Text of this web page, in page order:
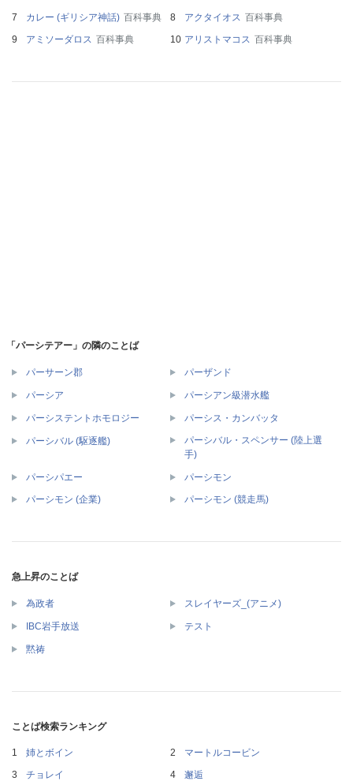
カレー (ギリシア神話) 百科事典 アクタイオス 百科事典
アミソーダロス 百科事典 アリストマコス 百科事典
「パーシテアー」の隣のことば
パーサーン郡 パーザンド
パーシア パーシアン級潜水艦
パーシステントホモロジー パーシス・カンバッタ
パーシバル (駆逐艦)
パーシバル・スペンサー (陸上選
手)
パーシパエー パーシモン
パーシモン (企業) パーシモン (競走馬)
急上昇のことば
為政者 スレイヤーズ_(アニメ)
IBC岩手放送 テスト
黙祷
ことば検索ランキング
姉とボイン
マートルコービン
チョレイ
邂逅